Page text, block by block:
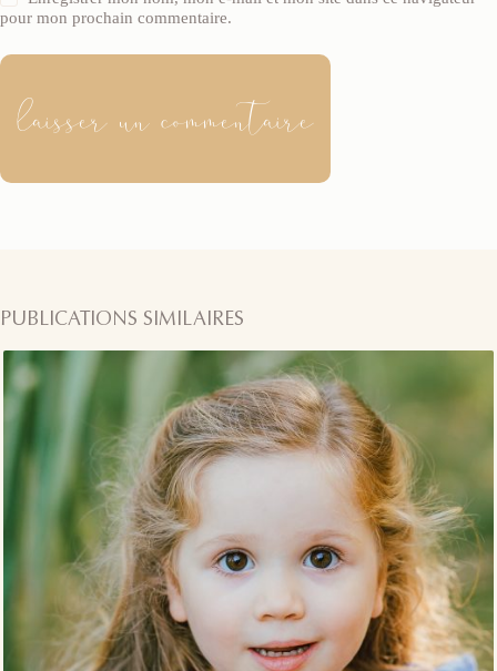
pour mon prochain commentaire.
laisser un commentaire
PUBLICATIONS SIMILAIRES